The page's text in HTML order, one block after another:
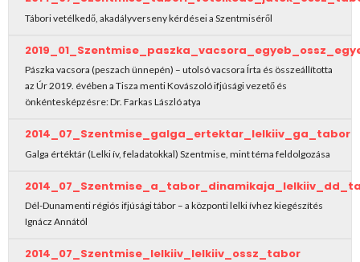
Tábori vetélkedő, akadályverseny kérdései a Szentmiséről
Pászka vacsora (peszach ünnepén) – utolsó vacsora Írta és összeállította
az Úr 2019. évében a Tisza menti Kovászoló ifjúsági vezető és
önkéntesképzésre: Dr. Farkas László atya
2014_07_Szentmise_galga_ertektar_lelkiiv_ga_tabor
Galga értéktár (Lelki ív, feladatokkal) Szentmise, mint téma feldolgozása
Dél-Dunamenti régiós ifjúsági tábor – a központi lelki ívhez kiegészítés
Ignácz Annától
2014_07_Szentmise_lelkiiv_lelkiiv_ossz_tabor